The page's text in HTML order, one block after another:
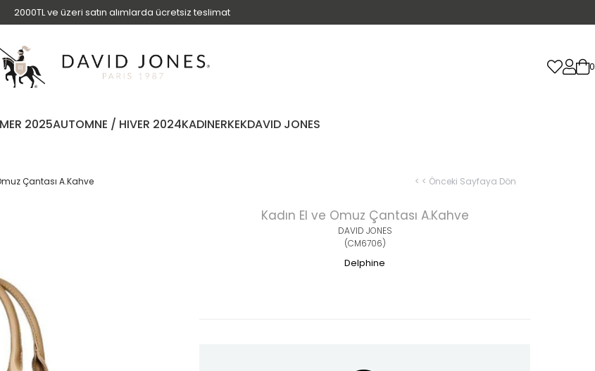
2000TL ve üzeri satın alımlarda ücretsiz teslimat
0
2025AUTOMNE / HIVER 2024KADINERKEKDAVID JONES
Çantası A.Kahve < < Önceki Sayfaya Dön
Kadın El ve Omuz Çantası A.Kahve
DAVID JONES
(CM6706)
Delphine